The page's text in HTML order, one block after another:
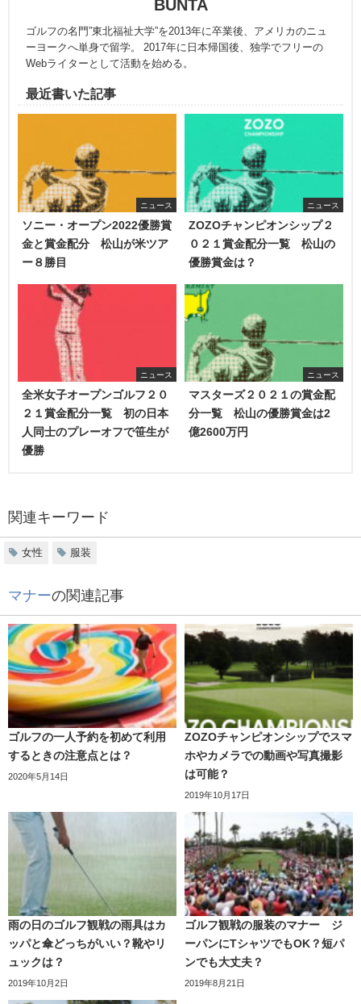
BUNTA
ゴルフの名門”東北福祉大学”を2013年に卒業後、アメリカのニュ
ーヨークへ単身で留学。 2017年に日本帰国後、独学でフリーの
Webライターとして活動を始める。
最近書いた記事
ニュース
ソニー・オープン2022優勝賞
金と賞金配分 松山が米ツア
ー８勝目
ニュース
ZOZOチャンピオンシップ２
０２１賞金配分一覧 松山の
優勝賞金は？
ニュース
全米女子オープンゴルフ２０
２１賞金配分一覧 初の日本
人同士のプレーオフで笹生が
優勝
ニュース
マスターズ２０２１の賞金配
分一覧 松山の優勝賞金は2
億2600万円
関連キーワード
女性 服装
マナーの関連記事
ゴルフの一人予約を初めて利用
するときの注意点とは？
2020年5月14日
ZOZOチャンピオンシップでスマ
ホやカメラでの動画や写真撮影
は可能？
2019年10月17日
雨の日のゴルフ観戦の雨具はカ
ッパと傘どっちがいい？靴やリ
ュックは？
2019年10月2日
ゴルフ観戦の服装のマナー ジ
ーパンにTシャツでもOK？短パ
ンでも大丈夫？
2019年8月21日